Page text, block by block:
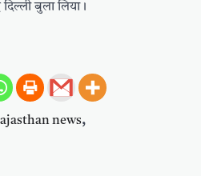
बुला लिया।
news,